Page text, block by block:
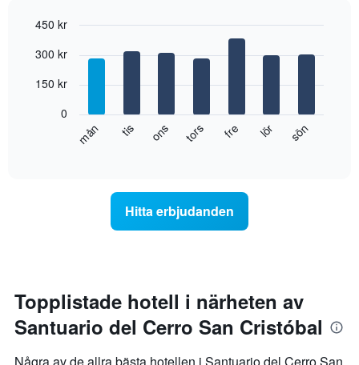
chart
Diagrammet
axel
som
visar
veckodagarna.
graphic.
mån tis ons tors fre lör sön
0
150 kr
300 kr
450 kr
Hitta erbjudanden
Topplistade hotell i närheten av
Santuario del Cerro San Cristóbal